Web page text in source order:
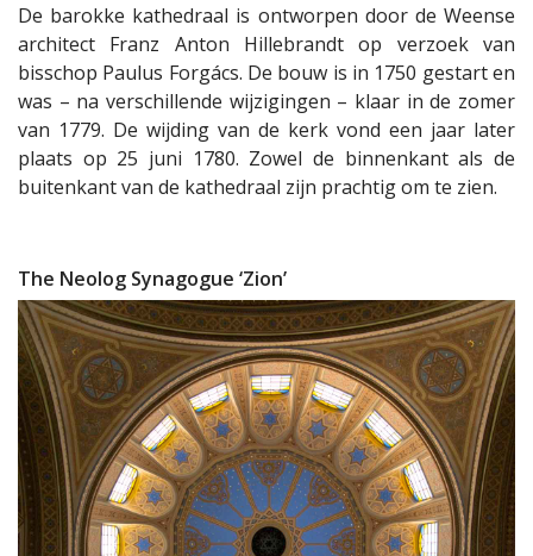
De barokke kathedraal is ontworpen door de Weense
architect Franz Anton Hillebrandt op verzoek van
bisschop Paulus Forgács. De bouw is in 1750 gestart en
was – na verschillende wijzigingen – klaar in de zomer
van 1779. De wijding van de kerk vond een jaar later
plaats op 25 juni 1780. Zowel de binnenkant als de
buitenkant van de kathedraal zijn prachtig om te zien.
The Neolog Synagogue ‘Zion’